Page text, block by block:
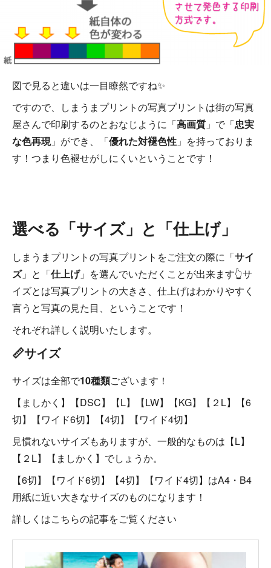
図で見ると違いは一目瞭然ですね✨
ですので、しまうまプリントの写真プリントは街の写真
屋さんで印刷するのとおなじように「高画質 」で「忠実
な色再現」ができ、「優れた対褪色性 」を持っておりま
す！つまり色褪せがしにくいということです！
選べる「サイズ」と「仕上げ」
しまうまプリントの写真プリントをご注文の際に「サイ
ズ」と「仕上げ」を選んでいただくことが出来ます👆サ
イズとは写真プリントの大きさ、仕上げはわかりやすく
言うと写真の見た目、ということです！
それぞれ詳しく説明いたします。
📏サイズ
サイズは全部で10種類ございます！
【ましかく】【DSC】【L】【LW】【KG】【２L】【6
切】【ワイド6切】【4切】【ワイド4切】
見慣れないサイズもありますが、一般的なものは【L】
【２L】【ましかく】でしょうか。
【6切】【ワイド6切】【4切】【ワイド4切】はA4・B4
用紙に近い大きなサイズのものになります！
詳しくはこちらの記事をご覧ください